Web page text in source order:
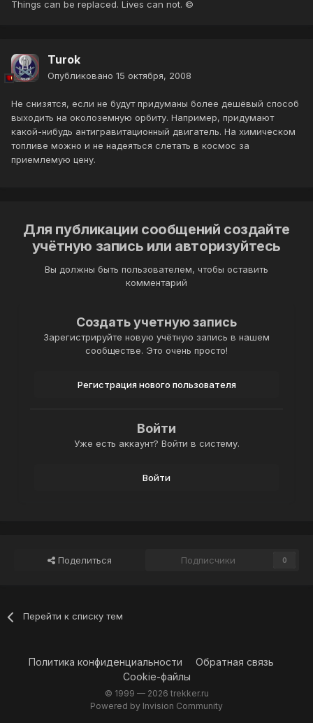
Things can be replaced. Lives can not. ©
Turok
Опубликовано 15 октября, 2008
Не снизятся, если не будут придуманы более дешёвый способ
выходить на околоземную орбиту. Например, придумают
какой-нибудь антигравитационный двигатель. На химическом
топливе можно и не надеяться слетать в космос за
приемлемую цену.
Для публикации сообщений создайте
учётную запись или авторизуйтесь
Вы должны быть пользователем, чтобы оставить
комментарий
Создать учетную запись
Зарегистрируйте новую учётную запись в нашем
сообществе. Это очень просто!
Регистрация нового пользователя
Войти
Уже есть аккаунт? Войти в систему.
Войти
Поделиться Подписчики 0
Перейти к списку тем
Политика конфиденциальности
Обратная связь
Cookie-файлы
© 1999 — 2026 trekker.ru
Powered by Invision Community